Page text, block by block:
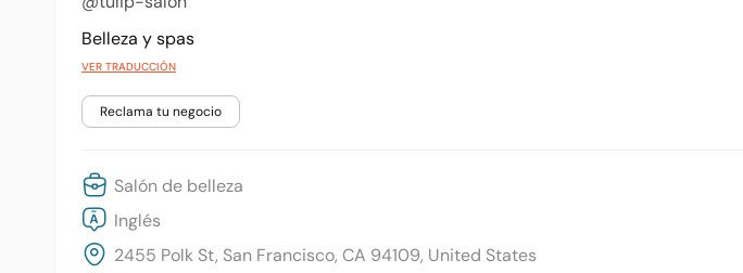
Belleza y spas
VER TRADUCCIÓN
Reclama tu negocio
Salón de belleza
Inglés
2455 Polk St, San Francisco, CA 94109, United States